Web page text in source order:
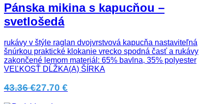
Pánska mikina s kapucňou –
svetlošedá
rukávy v štýle raglan dvojvrstvová kapucňa nastaviteľná
šnúrkou praktické klokanie vrecko spodná časť a rukávy
zakončené lemom materiál: 65% bavlna, 35% polyester
VEĽKOSŤ DĹŽKA(A) ŠÍRKA
43.36 €27.70 €